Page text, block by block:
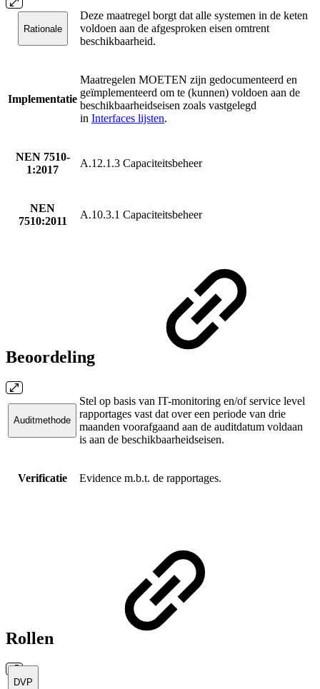
Rationale
Deze maatregel borgt dat alle systemen in de keten
voldoen aan de afgesproken eisen omtrent
beschikbaarheid.
Implementatie
Maatregelen MOETEN zijn gedocumenteerd en
geïmplementeerd om te (kunnen) voldoen aan de
beschikbaarheidseisen zoals vastgelegd
in Interfaces lijsten.
NEN 7510-
1:2017
A.12.1.3 Capaciteitsbeheer
NEN
7510:2011
A.10.3.1 Capaciteitsbeheer
Beoordeling
Auditmethode
Stel op basis van IT-monitoring en/of service level
rapportages vast dat over een periode van drie
maanden voorafgaand aan de auditdatum voldaan
is aan de beschikbaarheidseisen.
Verificatie Evidence m.b.t. de rapportages.
Rollen
DVP